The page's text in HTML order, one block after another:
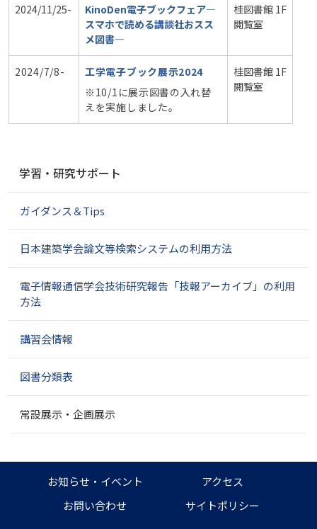
2024/11/25-
KinoDen電子ブックフェア―
スマホで読める講談社おスス
メ図書―
桂図書館 1F
閲覧室
2024/7/8-
工学電子ブック展示2024
※10/1に展示図書の入れ替
えを実施しました。
桂図書館 1F
閲覧室
ゲ
シ
ン
学習・研究サポート
ガイダンス＆Tips
日本建築学会論文等検索システムの利用方法
電子情報通信学会技術研究報告「技報アーカイブ」の利用
方法
講習会情報
図書分類表
常設展示・企画展示
お知らせ・イベント
アクセス
お問い合わせ
サイトポリシー